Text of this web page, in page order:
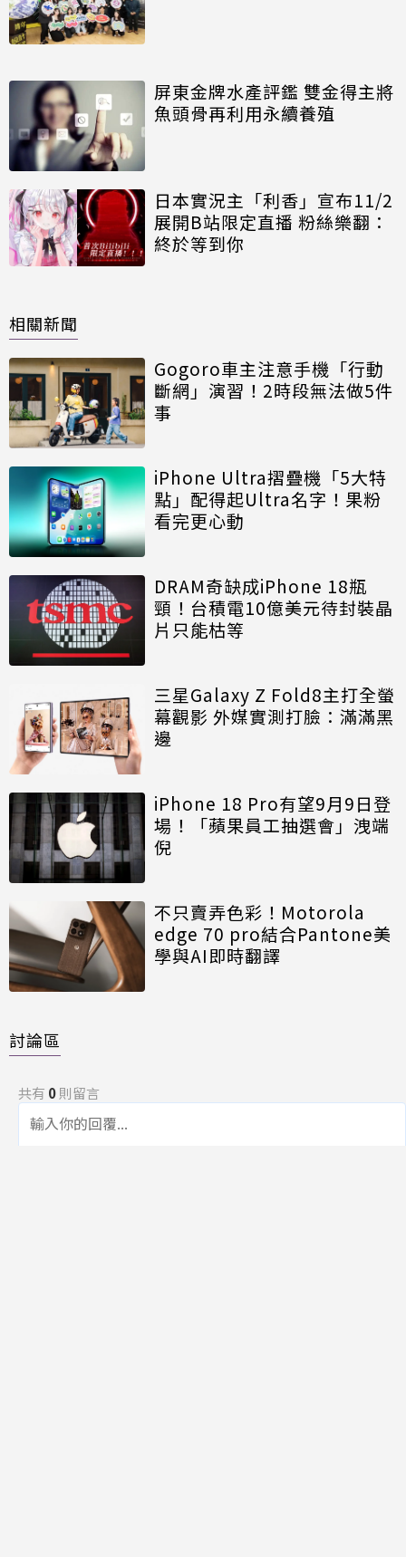
屏東金牌水產評鑑 雙金得主將
魚頭骨再利用永續養殖
日本實況主「利香」宣布11/2
展開B站限定直播 粉絲樂翻：
終於等到你
相關新聞
Gogoro車主注意手機「行動
斷網」演習！2時段無法做5件
事
iPhone Ultra摺疊機「5大特
點」配得起Ultra名字！果粉
看完更心動
DRAM奇缺成iPhone 18瓶
頸！台積電10億美元待封裝晶
片只能枯等
三星Galaxy Z Fold8主打全螢
幕觀影 外媒實測打臉：滿滿黑
邊
iPhone 18 Pro有望9月9日登
場！「蘋果員工抽選會」洩端
倪
不只賣弄色彩！Motorola
edge 70 pro結合Pantone美
學與AI即時翻譯
討論區
共有 0則留言